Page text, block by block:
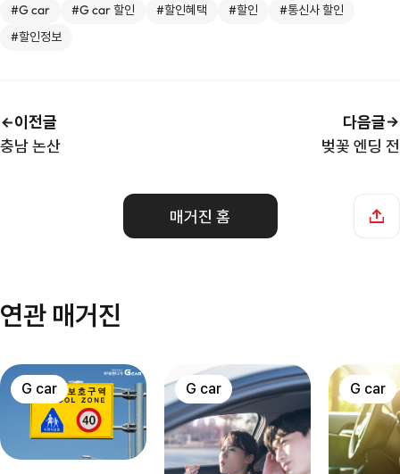
#G car #G car 할인 #할인혜택 #할인
#통신사 할인
#할인정보
이전글
충남 논산
벚꽃 엔딩 전
다음글
매거진 홈
연관 매거진
G car G car G car